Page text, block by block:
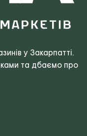
у Закарпатті.
та дбаємо про